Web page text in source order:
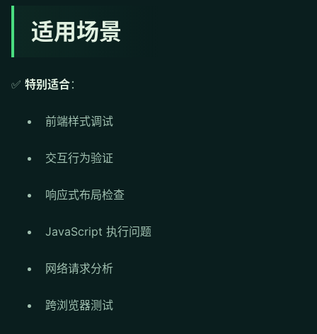
适用场景
✅ 特别适合：
前端样式调试
交互行为验证
响应式布局检查
JavaScript 执行问题
网络请求分析
跨浏览器测试